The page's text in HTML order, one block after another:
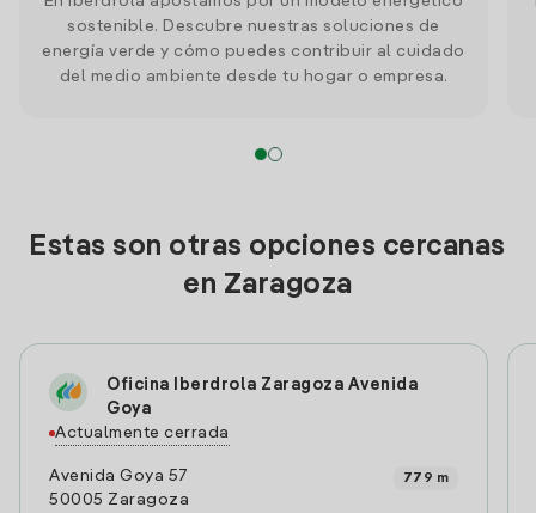
sostenible. Descubre nuestras soluciones de
energía verde y cómo puedes contribuir al cuidado
del medio ambiente desde tu hogar o empresa.
Estas son otras opciones cercanas
en Zaragoza
Oficina Iberdrola Zaragoza Avenida
Goya
Actualmente cerrada
Avenida Goya 57
50005 Zaragoza
779 m